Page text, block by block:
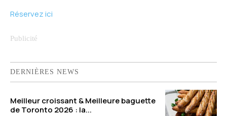
Réservez ici
DERNIÈRES NEWS
Meilleur croissant & Meilleure baguette
de Toronto 2026 : la...